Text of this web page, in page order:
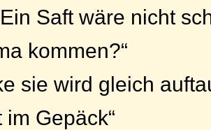
Saft wäre nicht
kommen?“
sie wird gleich
im Gepäck“